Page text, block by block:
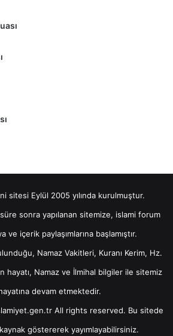
sitesi Eylül 2005 yılında kurulmuştur.
sonra yapılanan sitemize, islami forum
ve içerik paylaşımlarına başlamıştır.
Namaz Vakitleri, Kuranı Kerim, Hz.
hayatı, Namaz ve İlmihal bilgiler ile sitemiz
devam etmektedir.
All rights reserved. Bu sitede
göstererek yayımlayabilirsiniz.